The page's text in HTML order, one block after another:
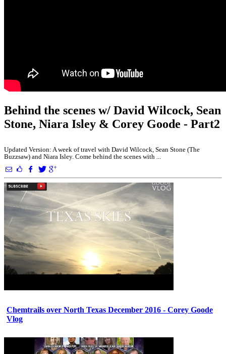
Behind the scenes w/ David Wilcock, Sean
Stone, Niara Isley & Corey Goode - Part2
Updated Version: A week of travel with David Wilcock, Sean Stone (The
Buzzsaw) and Niara Isley. Come behind the scenes with ...
Chemtrails over North Texas December 2016 - Corey Goode
Vlog